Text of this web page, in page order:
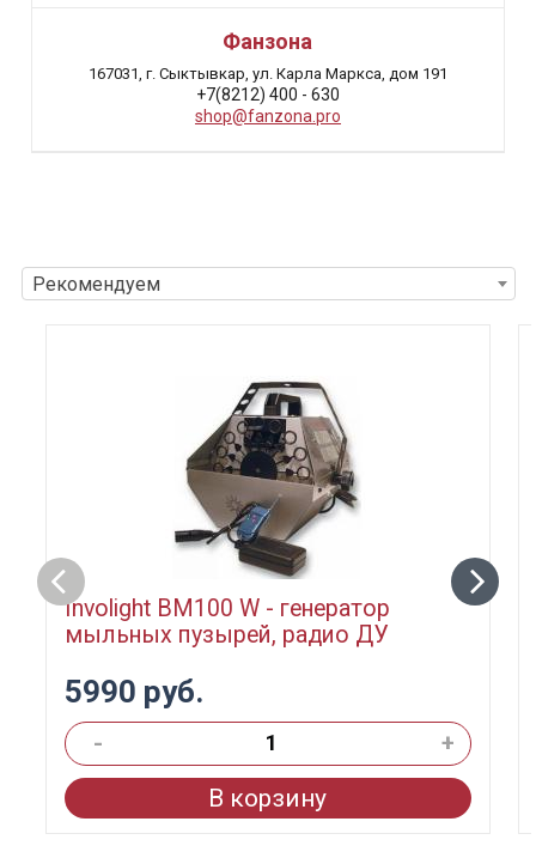
Фанзона
167031, г. Сыктывкар, ул. Карла Маркса, дом 191
+7(8212) 400 - 630
shop@fanzona.pro
Рекомендуем
Involight BM100 W - генератор
мыльных пузырей, радио ДУ
5990 руб.
-
+
В корзину